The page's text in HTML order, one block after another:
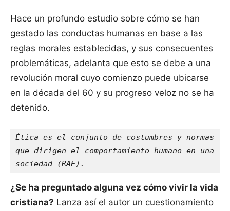
Hace un profundo estudio sobre cómo se han
gestado las conductas humanas en base a las
reglas morales establecidas, y sus consecuentes
problemáticas, adelanta que esto se debe a una
revolución moral cuyo comienzo puede ubicarse
en la década del 60 y su progreso veloz no se ha
detenido.
Ética es el conjunto de costumbres y normas
que dirigen el comportamiento humano en una
sociedad (RAE).
¿Se ha preguntado alguna vez cómo vivir la vida
cristiana? Lanza así el autor un cuestionamiento